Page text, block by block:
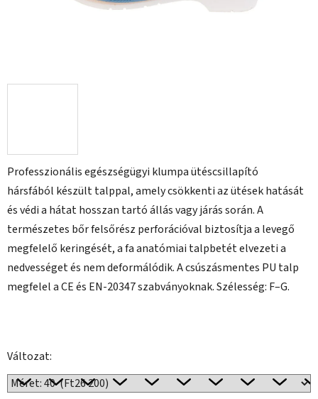
Professzionális egészségügyi klumpa ütéscsillapító
hársfából készült talppal, amely csökkenti az ütések hatását
és védi a hátat hosszan tartó állás vagy járás során. A
természetes bőr felsőrész perforációval biztosítja a levegő
megfelelő keringését, a fa anatómiai talpbetét elvezeti a
nedvességet és nem deformálódik. A csúszásmentes PU talp
megfelel a CE és EN-20347 szabványoknak. Szélesség: F–G.
Változat: